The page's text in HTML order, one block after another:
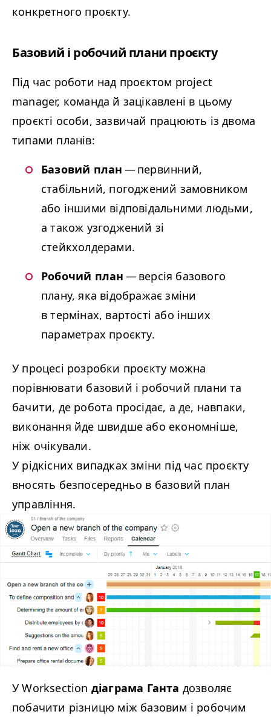
конкретного проєкту.
Базовий і робочий плани проєкту
Під час роботи над проєктом project
manager, команда й зацікавлені в цьому
проєкті особи, зазвичай працюють із двома
типами планів:
Базовий план — первинний,
стабільний, погоджений замовником
або іншими відповідальними людьми,
а також узгоджений зі
стейкхолдерами.
Робочий план — версія базового
плану, яка відображає зміни
в термінах, вартості або інших
параметрах проєкту.
У процесі розробки проєкту можна
порівнювати базовий і робочий плани та
бачити, де робота просідає, а де, навпаки,
виконання йде швидше або економніше,
ніж очікували.
У рідкісних випадках зміни під час проєкту
вносять безпосередньо в базовий план
управління.
У Worksection діаграма Ганта дозволяє
побачити різницю між базовим і робочим